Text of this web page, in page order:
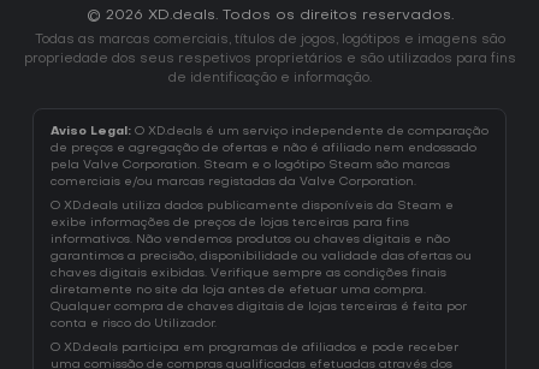
© 2026 XD.deals. Todos os direitos reservados.
Todas as marcas comerciais, títulos de jogos, logótipos e imagens são
propriedade dos seus respetivos proprietários e são utilizados para fins
de identificação e informação.
Aviso Legal: O XD.deals é um serviço independente de comparação
de preços e agregação de ofertas e não é afiliado nem endossado
pela Valve Corporation. Steam e o logótipo Steam são marcas
comerciais e/ou marcas registadas da Valve Corporation.
O XD.deals utiliza dados publicamente disponíveis da Steam e
exibe informações de preços de lojas terceiras para fins
informativos. Não vendemos produtos ou chaves digitais e não
garantimos a precisão, disponibilidade ou validade das ofertas ou
chaves digitais exibidas. Verifique sempre as condições finais
diretamente no site da loja antes de efetuar uma compra.
Qualquer compra de chaves digitais de lojas terceiras é feita por
conta e risco do Utilizador.
O XD.deals participa em programas de afiliados e pode receber
uma comissão de compras qualificadas efetuadas através dos